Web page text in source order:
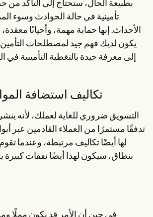
بطبيعة الحال، ستحتاج إلى التأكد
تأمينية في حالة الحوادث وسوء
الأحداث. إنها حماية مهمة، وأحيانًا
يكون لديك فهم جيد لمصطلحات
إلى معرفة جيدة بالتغطية التأمينية في
تكاليف استضافة
التسويق ضروري للغاية لعملك، لأنه
تدفقًا مستمرًا من العملاء القادمين عبر
لها أيضًا تكاليف مرتبطة، وعندما
بنطاق، سيكون لهذا أيضًا نفقات